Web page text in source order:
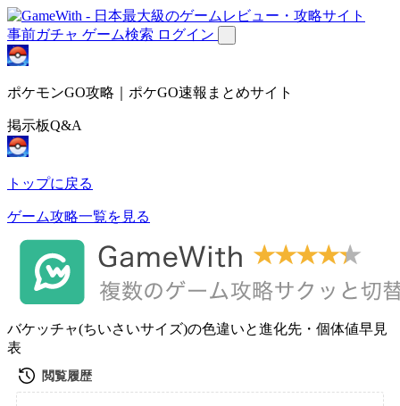
事前ガチャ ゲーム検索 ログイン
ポケモンGO攻略｜ポケGO速報まとめサイト
掲示板Q&A
トップに戻る
ゲーム攻略一覧を見る
バケッチャ(ちいさいサイズ)の色違いと進化先・個体値早見
表